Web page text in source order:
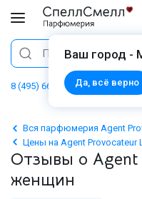
Ваш город -
Да, всё верно
Поиск
8 (495) 668 06 02
Вся парфюмерия Agent
Цены на Agent Provocateur
Отзывы о Agent
женщин